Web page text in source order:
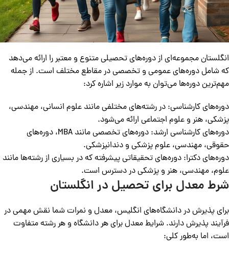
انگلستان مجموعه‌ای از دوره‌های تحصیلی متنوع و معتبر را ارائه می‌دهد
که شامل دوره‌های عمومی و تخصصی در مقاطع مختلف است. از جمله
مهم‌ترین دوره‌ها می‌توان به موارد زیر اشاره کرد:
دوره‌های کارشناسی: در رشته‌های مختلفی مانند علوم انسانی، مهندسی،
پزشکی، هنر و علوم اجتماعی ارائه می‌شود.
دوره‌های کارشناسی ارشد: دوره‌های تخصصی مانند MBA، دوره‌های
حقوقی، مهندسی، علوم پزشکی و دندانپزشکی.
دوره‌های دکترا: دوره‌های تحقیقاتی پیشرفته که در بسیاری از رشته‌ها مانند
علوم، مهندسی، هنر و پزشکی در دسترس است.
شرط معدل برای تحصیل در انگلستان
برای پذیرش در دانشگاه‌های انگلیس، معدل و نمرات شما نقش مهمی در
فرآیند پذیرش دارند. شرایط معدل برای هر دانشگاه و هر رشته متفاوت
است، اما به‌طور کلی: